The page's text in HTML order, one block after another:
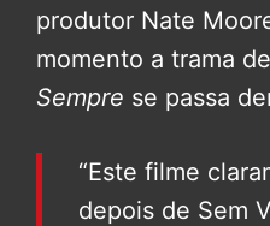
produtor Nate
momento a trama de
Sempre se passa
“Este filme
depois de Sem